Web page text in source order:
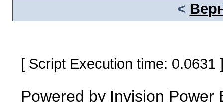
<
[ Script Execution time:
Powered by Invision Power